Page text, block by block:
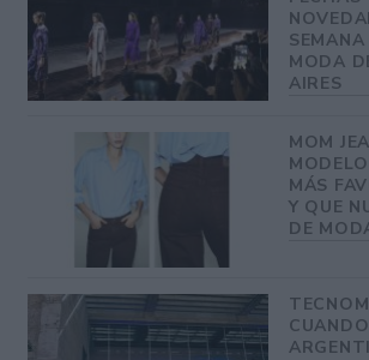
MODA
AIRES
MOM
MÁS
Y QUE
DE